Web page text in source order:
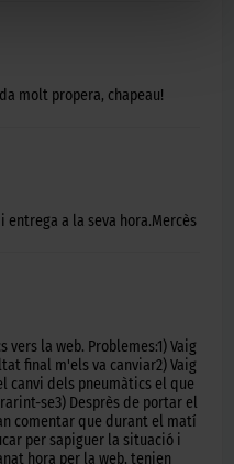
molt propera, chapeau!
entrega a la seva hora.Mercès
la web. Problemes:1) Vaig
final m'els va canviar2) Vaig
canvi dels pneumàtics el que
se3) Desprès de portar el
comentar que durant el matí
per sapiguer la situació i
hora per la web, tenien